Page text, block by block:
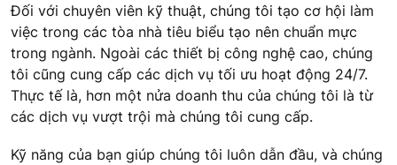
Đối với chuyên viên kỹ thuật, chúng tôi tạo cơ hội làm
việc trong các tòa nhà tiêu biểu tạo nên chuẩn mực
trong ngành. Ngoài các thiết bị công nghệ cao, chúng
tôi cũng cung cấp các dịch vụ tối ưu hoạt động 24/7.
Thực tế là, hơn một nửa doanh thu của chúng tôi là từ
các dịch vụ vượt trội mà chúng tôi cung cấp.
Kỹ năng của bạn giúp chúng tôi luôn dẫn đầu, và chúng